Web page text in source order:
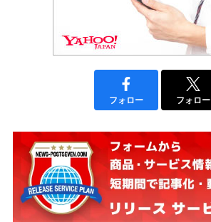
フォロー フォロー